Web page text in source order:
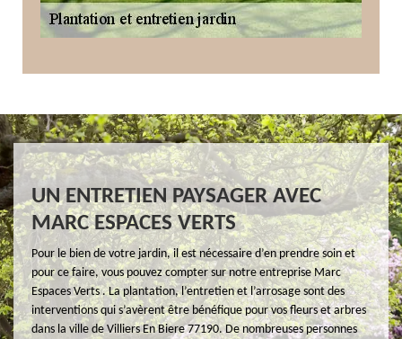
UN ENTRETIEN PAYSAGER AVEC
MARC ESPACES VERTS
Pour le bien de votre jardin, il est nécessaire d’en prendre soin et
pour ce faire, vous pouvez compter sur notre entreprise Marc
Espaces Verts . La plantation, l’entretien et l’arrosage sont des
interventions qui s’avèrent être bénéfique pour vos fleurs et arbres
dans la ville de Villiers En Biere 77190. De nombreuses personnes